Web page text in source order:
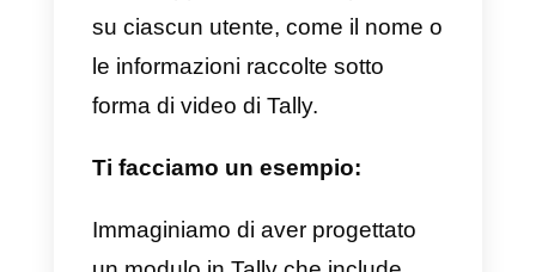
tuo potenziale cliente Tally in cui
le persone possono rispondere
rapidamente e in modo
personalizzatoper raccogliere
contatti WhatsApp e classificarli.